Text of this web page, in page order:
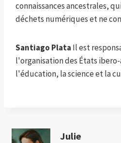
connaissances ancestrales,
déchets numériques et ne
Santiago Plata Il est
l'organisation des États
l'éducation, la science et la
Julie